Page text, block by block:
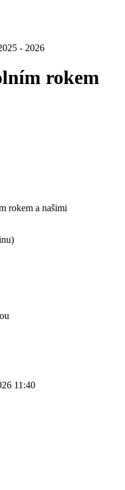
- 2026
rokem
rokem a našimi
11:40